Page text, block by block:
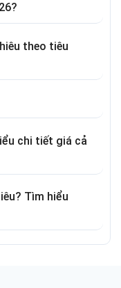
theo tiêu
chi tiết giá cả
Tìm hiểu